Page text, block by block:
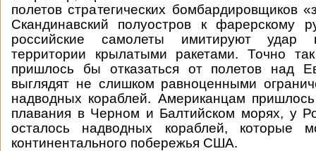
полетов стратегических бомбардировщиков
Скандинавский полуостров к фарерскому
российские самолеты имитируют удар
территории крылатыми ракетами. Точно
пришлось бы отказаться от полетов над
выглядят не слишком равноценными
надводных кораблей. Американцам
плавания в Черном и Балтийском морях, у
осталось надводных кораблей, которые
континентального побережья США.